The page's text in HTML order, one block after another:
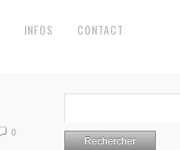
INFOS CONTACT
0